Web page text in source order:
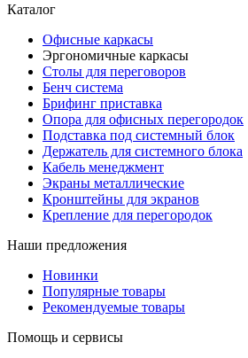
Каталог
Офисные каркасы
Эргономичные каркасы
Столы для переговоров
Бенч система
Брифинг приставка
Опора для офисных перегородок
Подставка под системный блок
Держатель для системного блока
Кабель менеджмент
Экраны металлические
Кронштейны для экранов
Крепление для перегородок
Наши предложения
Новинки
Популярные товары
Рекомендуемые товары
Помощь и сервисы